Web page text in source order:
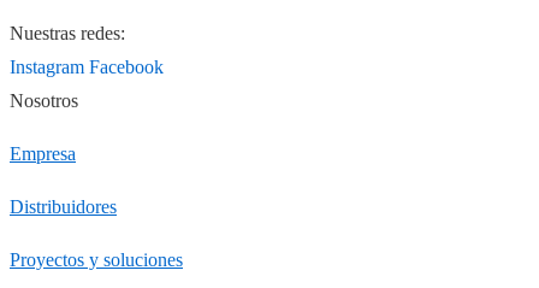
Nuestras redes:
Instagram Facebook
Nosotros
Empresa
Distribuidores
Proyectos y soluciones